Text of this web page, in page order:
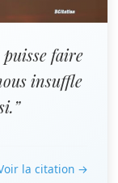
faire
insuffle
la citation →